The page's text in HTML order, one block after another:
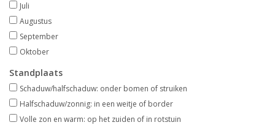
Aanbiedingen
Bodemverbetering
Overige producten
Advies
Juli
Augustus
September
Oktober
Standplaats
Schaduw/halfschaduw: onder bomen of struiken
Halfschaduw/zonnig: in een weitje of border
Volle zon en warm: op het zuiden of in rotstuin